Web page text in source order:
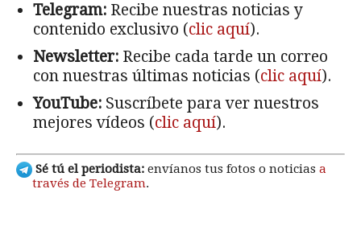
Telegram: Recibe nuestras noticias y
contenido exclusivo (clic aquí).
Newsletter: Recibe cada tarde un correo
con nuestras últimas noticias (clic aquí).
YouTube: Suscríbete para ver nuestros
mejores vídeos (clic aquí).
Sé tú el periodista: envíanos tus fotos o noticias a
través de Telegram.